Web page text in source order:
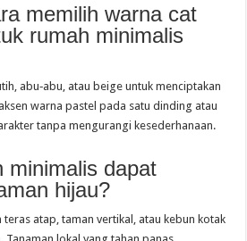
memilih warna cat
rumah minimalis
abu‑abu, atau beige untuk menciptakan
warna pastel pada satu dinding atau
tanpa mengurangi kesederhanaan.
minimalis dapat
hijau?
teras atap, taman vertikal, atau kebun kotak